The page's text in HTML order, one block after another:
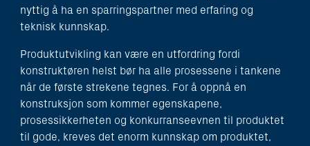
nyttig å ha en sparringspartner med erfaring og
teknisk kunnskap.
Produktutvikling kan være en utfordring fordi
konstruktøren helst bør ha alle prosessene i tankene
når de første strekene tegnes. For å oppnå en
konstruksjon som kommer egenskapene,
prosessikkerheten og konkurranseevnen til produktet
til gode, kreves det enorm kunnskap om produktet,